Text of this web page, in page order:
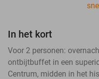
In het kort
Voor 2 personen:
ontbijtbuffet in een
Centrum, midden in het